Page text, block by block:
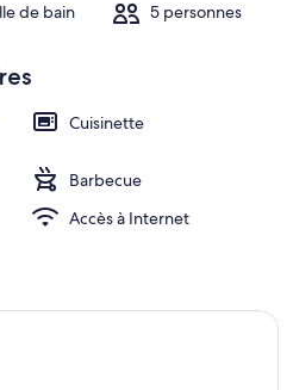
de bain 5 personnes
Cuisinette
Barbecue
Accès à Internet